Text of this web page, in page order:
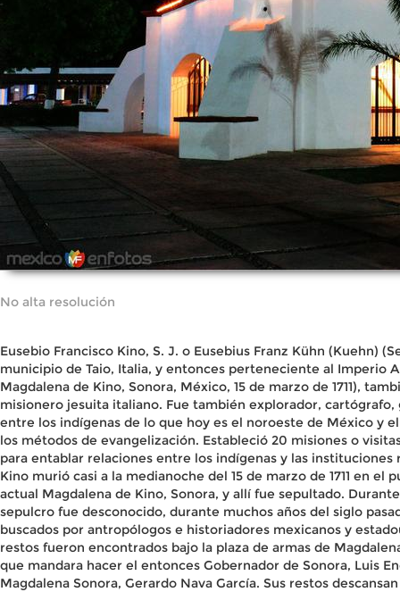
No alta resolución
Eusebio Francisco Kino, S. J. o Eusebius Franz Kühn (Kuehn)
municipio de Taio, Italia, y entonces perteneciente al Imperio
Magdalena de Kino, Sonora, México, 15 de marzo de 1711),
misionero jesuita italiano. Fue también explorador,
entre los indígenas de lo que hoy es el noroeste de México y
los métodos de evangelización. Estableció 20 misiones o
para entablar relaciones entre los indígenas y las instituciones
Kino murió casi a la medianoche del 15 de marzo de 1711 en el
actual Magdalena de Kino, Sonora, y allí fue sepultado.
sepulcro fue desconocido, durante muchos años del siglo
buscados por antropólogos e historiadores mexicanos y
restos fueron encontrados bajo la plaza de armas de
que mandara hacer el entonces Gobernador de Sonora, Luis
Magdalena Sonora, Gerardo Nava García. Sus restos